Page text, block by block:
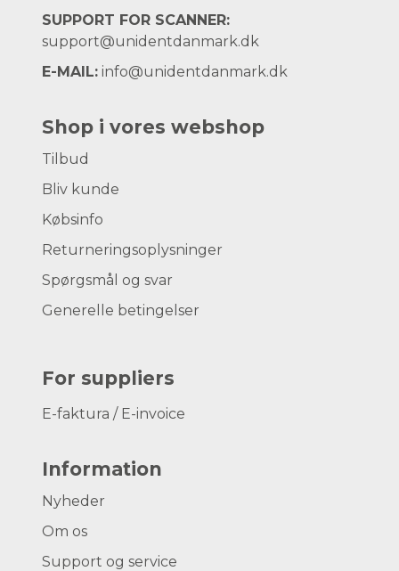
SUPPORT FOR SCANNER:
support@unidentdanmark.dk
E-MAIL: info@unidentdanmark.dk
Shop i vores webshop
Tilbud
Bliv kunde
Købsinfo
Returneringsoplysninger
Spørgsmål og svar
Generelle betingelser
For suppliers
E-faktura / E-invoice
Information
Nyheder
Om os
Support og service